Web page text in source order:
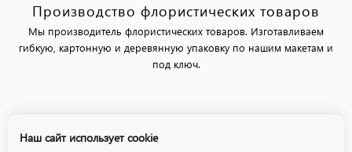
Производство флористических товаров
Мы производитель флористических товаров. Изготавливаем
гибкую, картонную и деревянную упаковку по нашим макетам и
под ключ.
Политика использования файлов «cookie»
Наш сайт использует cookie